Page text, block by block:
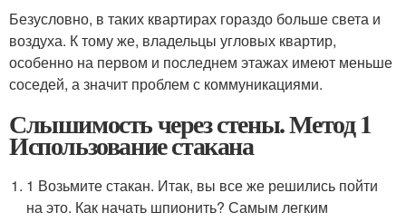
Безусловно, в таких квартирах гораздо больше света и
воздуха. К тому же, владельцы угловых квартир,
особенно на первом и последнем этажах имеют меньше
соседей, а значит проблем с коммуникациями.
Слышимость через стены. Метод 1
Использование стакана
1 Возьмите стакан. Итак, вы все же решились пойти
на это. Как начать шпионить? Самым легким